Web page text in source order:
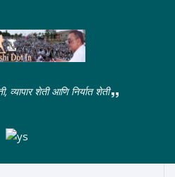
व्यापार शेती आणि निर्यात शेती